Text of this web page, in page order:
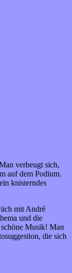
verbeugt sich,
auf dem Podium.
knisterndes
mit André
und die
Musik! Man
die sich